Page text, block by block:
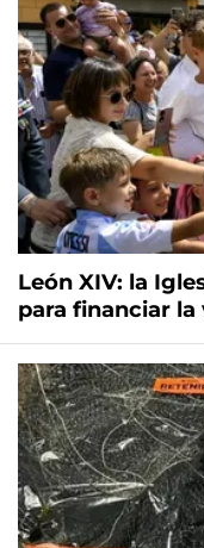
León XIV: la
para financiar la